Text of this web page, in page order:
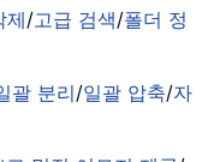
제/고급 검색/폴더 정
괄 분리/일괄 압축/자